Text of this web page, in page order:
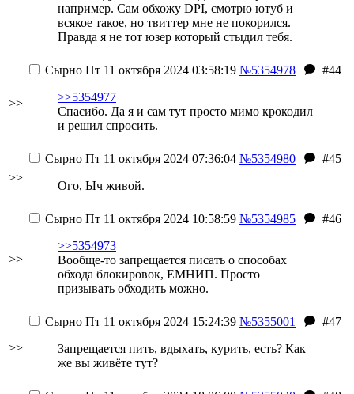
например. Сам обхожу DPI, смотрю ютуб и
всякое такое, но твиттер мне не покорился.
Правда я не тот юзер который стыдил тебя.
>>
Сырно Пт 11 октября 2024 03:58:19 №5354978
#44
>>5354977
Спасибо. Да я и сам тут просто мимо крокодил
и решил спросить.
>>
Сырно Пт 11 октября 2024 07:36:04 №5354980
#45
Ого, Ыч живой.
>>
Сырно Пт 11 октября 2024 10:58:59 №5354985
#46
>>5354973
Вообще-то запрещается писать о способах
обхода блокировок, ЕМНИП. Просто
призывать обходить можно.
>>
Сырно Пт 11 октября 2024 15:24:39 №5355001
#47
Запрещается пить, вдыхать, курить, есть? Как
же вы живёте тут?